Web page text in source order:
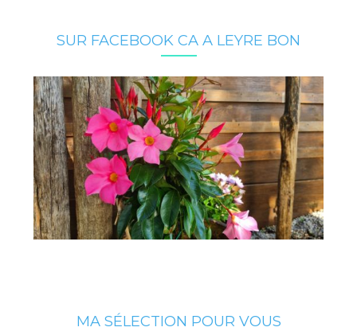
SUR FACEBOOK CA A LEYRE BON
MA SÉLECTION POUR VOUS